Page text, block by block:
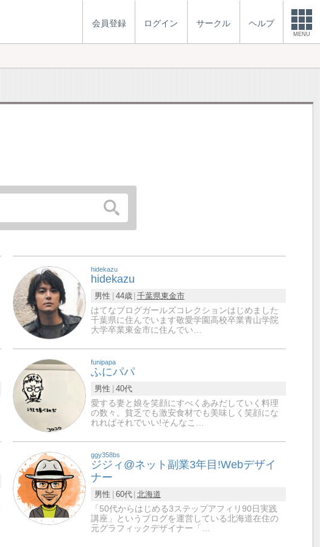
会員登録 ログイン サークル ヘルプ
MENU
hidekazu
hidekazu
男性 44歳 千葉県東金市
はてなブログガールズコレクションはじめました
千葉県に住んでいます敬愛学園高校卒業青山学院
大学卒業東金市に住んでい…
funipapa
ふにパパ
男性
40代
愛する妻と娘を笑顔にすべくあみだしていく料理
の数々。貧乏でも激安食材でも美味しく笑顔にな
れればそれでいい!そんなこ…
ggy358bs
ジジィ@ネット副業3年目!Webデザイ
ナー
男性 60代 北海道
「50代からはじめる3ステップアフィリ90日実践
講座」というブログを運営している北海道在住の
元グラフィックデザイナー「…